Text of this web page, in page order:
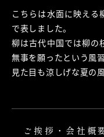
ご挨拶・会社概
こちらは水面に映える
で表しました。
柳は古代中国では柳の
無事を願ったという風
見た目も涼しげな夏の